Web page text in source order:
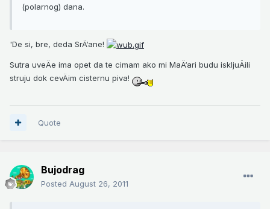
(polarnog) dana.
'De si, bre, deda SrÄ‘ane!
Sutra uveÄe ima opet da te cimam ako mi MaÄ‘ari budu iskljuÄili
struju dok cevÄim cisternu piva!
Quote
Bujodrag
Posted August 26, 2011